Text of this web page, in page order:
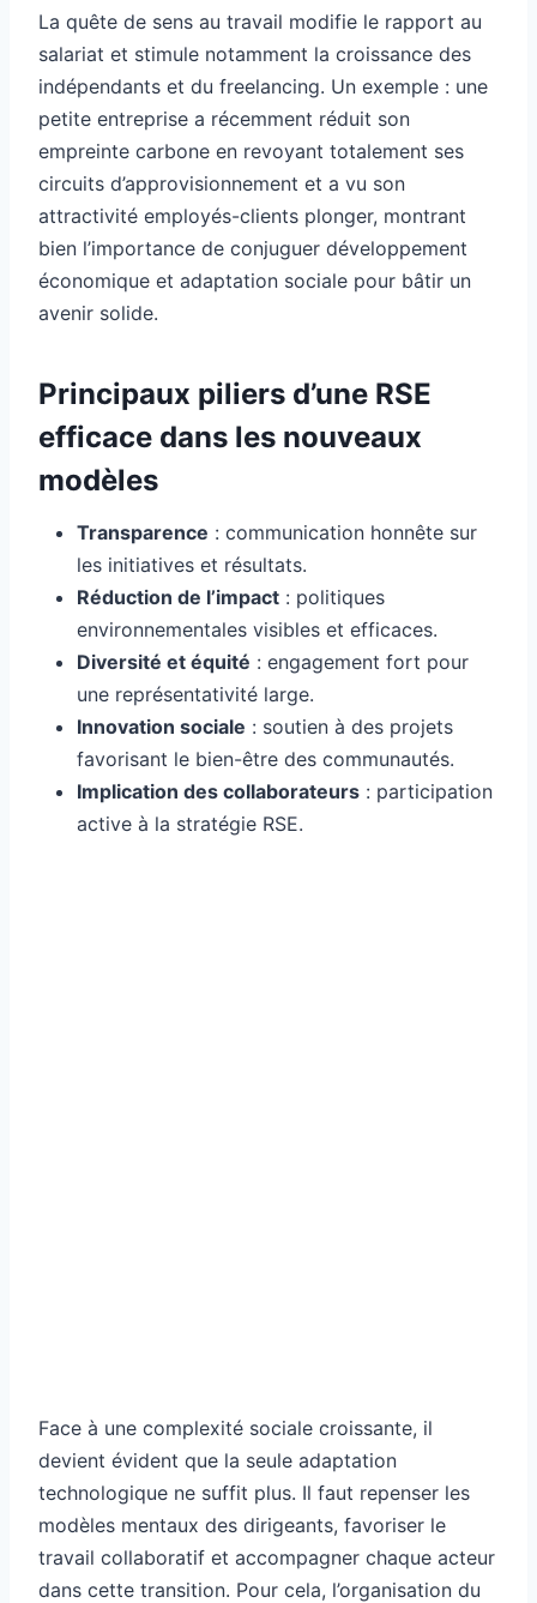
La quête de sens au travail modifie le rapport au
salariat et stimule notamment la croissance des
indépendants et du freelancing. Un exemple : une
petite entreprise a récemment réduit son
empreinte carbone en revoyant totalement ses
circuits d’approvisionnement et a vu son
attractivité employés-clients plonger, montrant
bien l’importance de conjuguer développement
économique et adaptation sociale pour bâtir un
avenir solide.
Principaux piliers d’une RSE
efficace dans les nouveaux
modèles
Transparence : communication honnête sur
les initiatives et résultats.
Réduction de l’impact : politiques
environnementales visibles et efficaces.
Diversité et équité : engagement fort pour
une représentativité large.
Innovation sociale : soutien à des projets
favorisant le bien-être des communautés.
Implication des collaborateurs : participation
active à la stratégie RSE.
Face à une complexité sociale croissante, il
devient évident que la seule adaptation
technologique ne suffit plus. Il faut repenser les
modèles mentaux des dirigeants, favoriser le
travail collaboratif et accompagner chaque acteur
dans cette transition. Pour cela, l’organisation du